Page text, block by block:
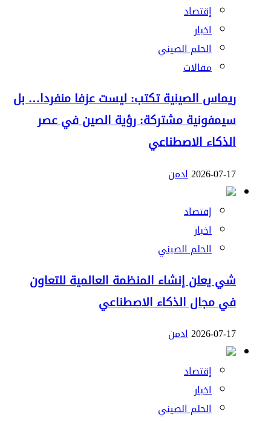
إقتصاد
اخبار
الحلم الصيني
مقالات
ريماس الصينية تكتب: ليست عزفا منفردا… بل
سيمفونية مشتركة: رؤية الصين في عصر
الذكاء الاصطناعي
2026-07-17ادمن
إقتصاد
اخبار
الحلم الصيني
شي يعلن إنشاء المنظمة العالمية للتعاون
في مجال الذكاء الاصطناعي
2026-07-17ادمن
إقتصاد
اخبار
الحلم الصيني